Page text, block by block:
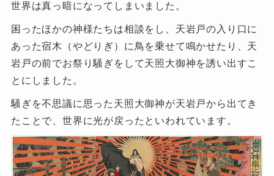
世界は真っ暗になってしまいました。
困ったほかの神様たちは相談をし、天岩戸の入り口に
あった宿木（やどりぎ）に鳥を乗せて鳴かせたり、天
岩戸の前でお祭り騒ぎをして天照大御神を誘い出すこ
とにしました。
騒ぎを不思議に思った天照大御神が天岩戸から出てき
たことで、世界に光が戻ったといわれています。